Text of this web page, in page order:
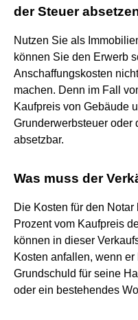
der Steuer
Nutzen Sie als
können Sie den Erwerb
Anschaffungskosten
machen. Denn im Fall
Kaufpreis von Gebäude
Grunderwerbsteuer oder
absetzbar.
Was muss der
Die Kosten für den
Prozent vom Kaufpreis
können in dieser
Kosten anfallen, wenn
Grundschuld für seine
oder ein bestehendes